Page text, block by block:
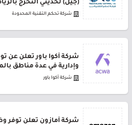
(جيل) لحديثي التخرج
شركة تحكم التقنية المحدودة
شركة أكوا باور تعلن عن
وإدارية في عدة مناطق
شركة أكوا باور
شركة أمازون تعلن توفر